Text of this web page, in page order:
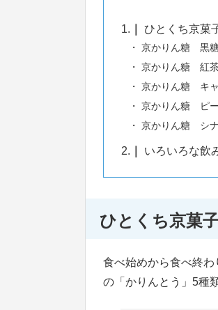
1. ひとくち京菓
京かりん糖 黒
京かりん糖 紅茶
京かりん糖 キ
京かりん糖 ピ
京かりん糖 シ
2. いろいろな飲
ひとくち京菓
食べ始めから食べ終
の「かりんとう」5種